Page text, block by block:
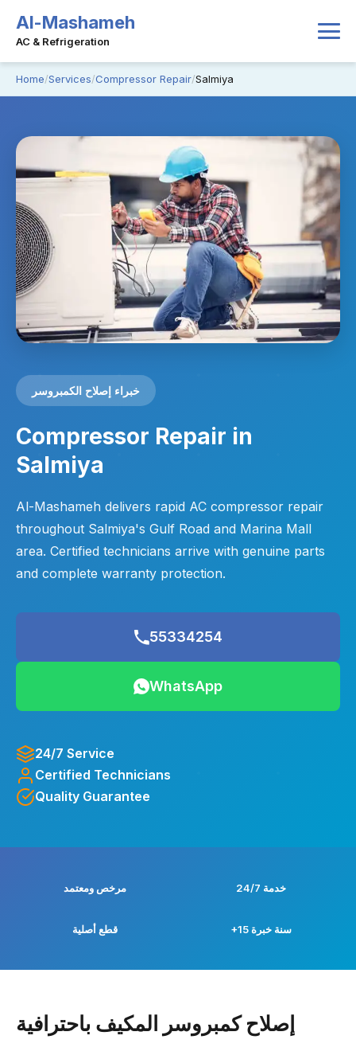
Al-Mashameh
AC & Refrigeration
Home Services Compressor Repair Salmiya
خبراء إصلاح الكمبروسر
Compressor Repair in
Salmiya
Al-Mashameh delivers rapid AC compressor repair
throughout Salmiya's Gulf Road and Marina Mall
area. Certified technicians arrive with genuine parts
and complete warranty protection.
55334254
WhatsApp
24/7 Service
Certified Technicians
Quality Guarantee
مرخص ومعتمد خدمة 24/7
قطع أصلية +15 سنة خبرة
إصلاح كمبروسر المكيف باحترافية